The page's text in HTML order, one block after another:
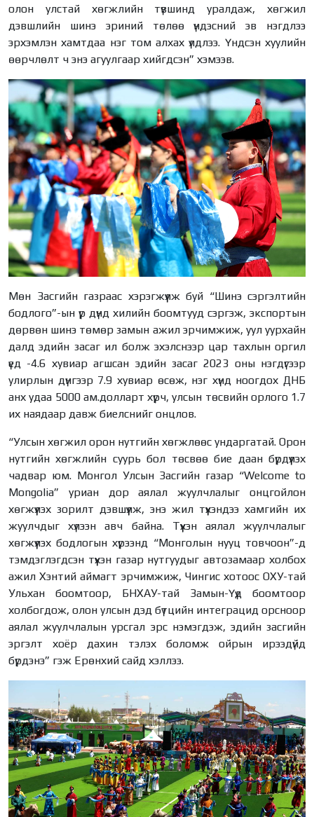
олон улстай хөгжлийн түвшинд уралдаж, хөгжил
дэвшлийн шинэ эриний төлөө үндэсний эв нэгдлээ
эрхэмлэн хамтдаа нэг том алхах үлдлээ. Үндсэн хуулийн
өөрчлөлт ч энэ агуулгаар хийгдсэн” хэмээв.
Мөн Засгийн газраас хэрэгжүүлж буй “Шинэ сэргэлтийн
бодлого”-ын үр дүнд хилийн боомтууд сэргэж, экспортын
дөрвөн шинэ төмөр замын ажил эрчимжиж, уул уурхайн
далд эдийн засаг ил болж эхэлснээр цар тахлын оргил
үед -4.6 хувиар агшсан эдийн засаг 2023 оны нэгдүгээр
улирлын дүнгээр 7.9 хувиар өсөж, нэг хүнд ноогдох ДНБ
анх удаа 5000 ам.долларт хүрч, улсын төсвийн орлого 1.7
их наядаар давж биелснийг онцлов.
“Улсын хөгжил орон нутгийн хөгжлөөс ундаргатай. Орон
нутгийн хөгжлийн суурь бол төсвөө бие даан бүрдүүлэх
чадвар юм. Монгол Улсын Засгийн газар “Welcome to
Mongolia” уриан дор аялал жуулчлалыг онцгойлон
хөгжүүлэх зорилт дэвшүүлж, энэ жил түүхэндээ хамгийн их
жуулчдыг хүлээн авч байна. Түүхэн аялал жуулчлалыг
хөгжүүлэх бодлогын хүрээнд “Монголын нууц товчоон”-д
тэмдэглэгдсэн түүхэн газар нутгуудыг автозамаар холбох
ажил Хэнтий аймагт эрчимжиж, Чингис хотоос ОХУ-тай
Ульхан боомтоор, БНХАУ-тай Замын-Үүд боомтоор
холбогдож, олон улсын дэд бүтцийн интеграцид орсноор
аялал жуулчлалын урсгал эрс нэмэгдэж, эдийн засгийн
эргэлт хоёр дахин тэлэх боломж ойрын ирээдүйд
бүрдэнэ” гэж Ерөнхий сайд хэллээ.